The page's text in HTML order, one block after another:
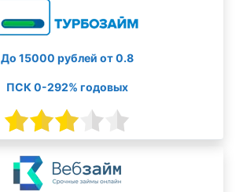
До 15000 рублей от 0.8
ПСК 0-292% годовых